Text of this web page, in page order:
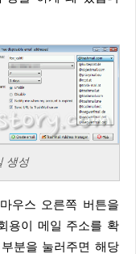
생성
용이 메일 주소를 확
분을 눌러주면 해당